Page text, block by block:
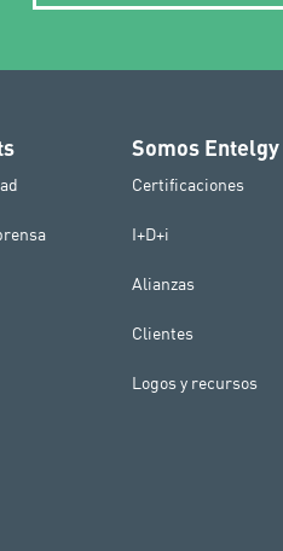
Somos Entelgy
Certificaciones
I+D+i
Alianzas
Clientes
Logos y recursos